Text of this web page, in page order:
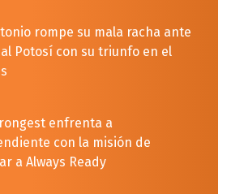
rompe su mala racha ante
Potosí con su triunfo en el
enfrenta a
con la misión de
a Always Ready